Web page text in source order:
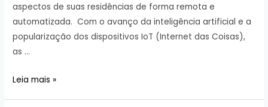
aspectos de suas residências de forma remota e
automatizada. Com o avanço da inteligência artificial e a
popularização dos dispositivos IoT (Internet das Coisas),
as …
O
Leia mais »